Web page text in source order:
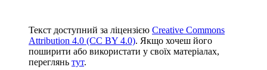
Текст доступний за ліцензією Creative Commons
Attribution 4.0 (CC BY 4.0). Якщо хочеш його
поширити або використати у своїх матеріалах,
переглянь тут.